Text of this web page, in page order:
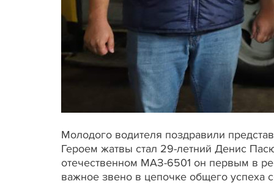
Молодого водителя поздравили
Героем жатвы стал 29-летний Денис
отечественном МАЗ-6501 он первым в
важное звено в цепочке общего успеха